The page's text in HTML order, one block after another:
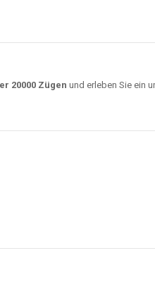
20000 Zügen und erleben Sie ein